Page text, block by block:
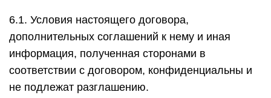
6.1. Условия настоящего договора,
дополнительных соглашений к нему и иная
информация, полученная сторонами в
соответствии с договором, конфиденциальны и
не подлежат разглашению.